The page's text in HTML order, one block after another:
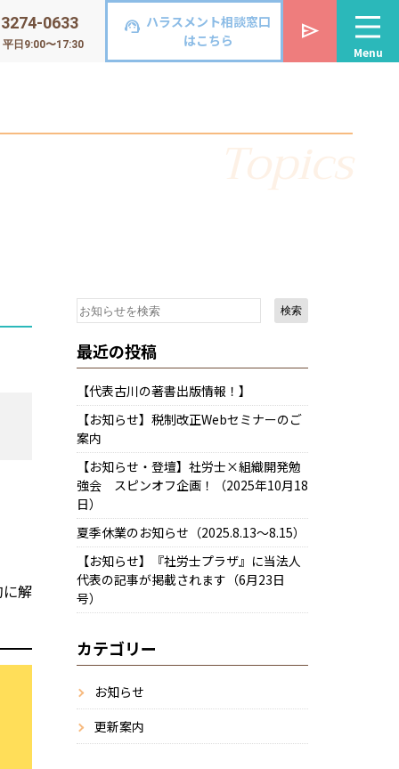
0633
平日9:00〜17:30
support_agent ハラスメント相談窓口
はこちら
send
Menu
Topics
解
検索
最近の投稿
【代表古川の著書出版情報！】
【お知らせ】税制改正Webセミナーのご
案内
【お知らせ・登壇】社労士×組織開発勉
強会 スピンオフ企画！（2025年10月18
日）
夏季休業のお知らせ（2025.8.13～8.15）
【お知らせ】『社労士プラザ』に当法人
代表の記事が掲載されます（6月23日
号）
カテゴリー
お知らせ
更新案内